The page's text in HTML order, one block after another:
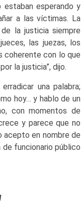
estaban esperando y
a las víctimas. La
la justicia siempre
las juezas, los
coherente con lo que
la justicia”, dijo.
una palabra;
hoy… y hablo de un
con momentos de
y parece que no
acepto en nombre de
funcionario público